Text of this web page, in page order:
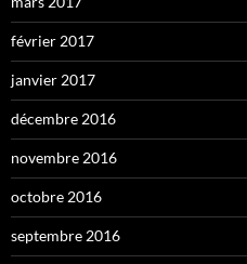
février 2017
janvier 2017
décembre 2016
novembre 2016
octobre 2016
septembre 2016